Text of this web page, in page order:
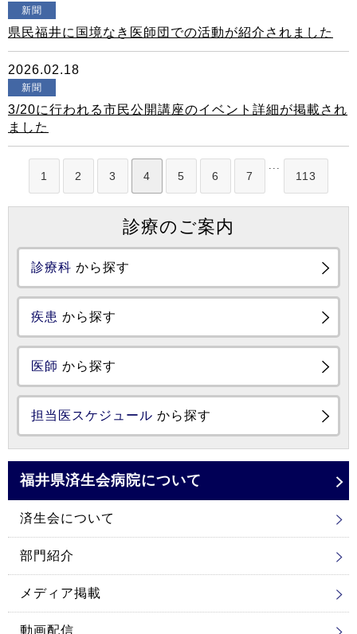
新聞
県民福井に国境なき医師団での活動が紹介されました
2026.02.18
新聞
3/20に行われる市民公開講座のイベント詳細が掲載され
ました
1 2 3 4 5 6 7
...
113
診療のご案内
診療科 から探す
疾患 から探す
医師 から探す
担当医スケジュール から探す
福井県済生会病院について
済生会について
部門紹介
メディア掲載
動画配信